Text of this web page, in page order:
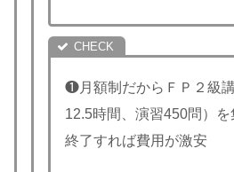
❶月額制だからＦＰ２級
12.5時間、演習450問）
終了すれば費用が激安